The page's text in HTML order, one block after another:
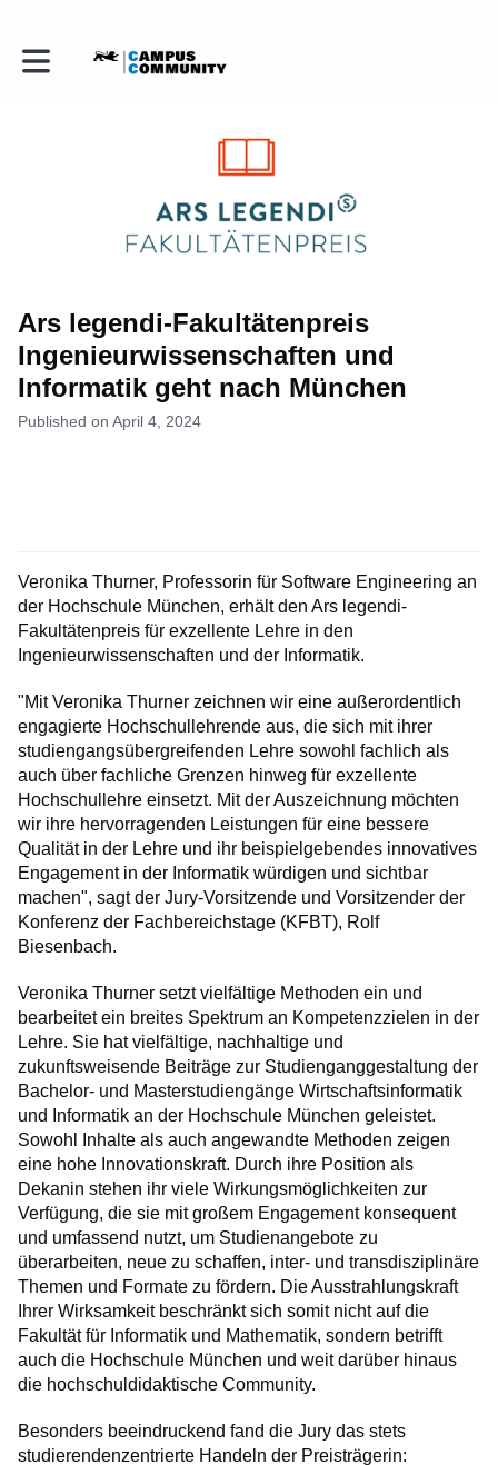
Toggle main navigation
Ars legendi-Fakultätenpreis
Ingenieurwissenschaften und
Informatik geht nach München
Published on April 4, 2024
Veronika Thurner, Professorin für Software Engineering an
der Hochschule München, erhält den Ars legendi-
Fakultätenpreis für exzellente Lehre in den
Ingenieurwissenschaften und der Informatik.
"Mit Veronika Thurner zeichnen wir eine außerordentlich
engagierte Hochschullehrende aus, die sich mit ihrer
studiengangsübergreifenden Lehre sowohl fachlich als
auch über fachliche Grenzen hinweg für exzellente
Hochschullehre einsetzt. Mit der Auszeichnung möchten
wir ihre hervorragenden Leistungen für eine bessere
Qualität in der Lehre und ihr beispielgebendes innovatives
Engagement in der Informatik würdigen und sichtbar
machen", sagt der Jury-Vorsitzende und Vorsitzender der
Konferenz der Fachbereichstage (KFBT), Rolf
Biesenbach.
Veronika Thurner setzt vielfältige Methoden ein und
bearbeitet ein breites Spektrum an Kompetenzzielen in der
Lehre. Sie hat vielfältige, nachhaltige und
zukunftsweisende Beiträge zur Studienganggestaltung der
Bachelor- und Masterstudiengänge Wirtschaftsinformatik
und Informatik an der Hochschule München geleistet.
Sowohl Inhalte als auch angewandte Methoden zeigen
eine hohe Innovationskraft. Durch ihre Position als
Dekanin stehen ihr viele Wirkungsmöglichkeiten zur
Verfügung, die sie mit großem Engagement konsequent
und umfassend nutzt, um Studienangebote zu
überarbeiten, neue zu schaffen, inter- und transdisziplinäre
Themen und Formate zu fördern. Die Ausstrahlungskraft
Ihrer Wirksamkeit beschränkt sich somit nicht auf die
Fakultät für Informatik und Mathematik, sondern betrifft
auch die Hochschule München und weit darüber hinaus
die hochschuldidaktische Community.
Besonders beeindruckend fand die Jury das stets
studierendenzentrierte Handeln der Preisträgerin: